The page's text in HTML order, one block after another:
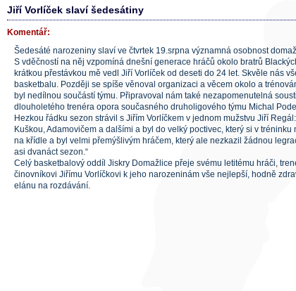
Jiří Vorlíček slaví šedesátiny
Komentář:
Šedesáté narozeniny slaví ve čtvrtek 19.srpna významná osobnost
S vděčností na něj vzpomíná dnešní generace hráčů okolo bratrů
krátkou přestávkou mě vedl Jiří Vorlíček od deseti do 24 let. Skvěle nás
basketbalu. Později se spíše věnoval organizaci a věcem okolo a
byl nedílnou součástí týmu. Připravoval nám také nezapomenutelná
dlouholetého trenéra opora současného druholigového týmu Michal
Hezkou řádku sezon strávil s Jiřím Vorlíčkem v jednom mužstvu Jiří
Kuškou, Adamovičem a dalšími a byl do velký poctivec, který si v
na křídle a byl velmi přemýšlivým hráčem, který ale nezkazil žádnou
asi dvanáct sezon.“
Celý basketbalový oddíl Jiskry Domažlice přeje svému letitému hráči,
činovníkovi Jiřímu Vorlíčkovi k jeho narozeninám vše nejlepší, hodně
elánu na rozdávání.